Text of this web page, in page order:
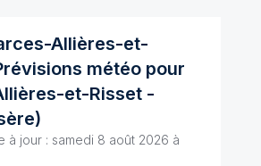
Allières-et-
météo pour
et-Risset-
)
à jour : samedi 8 août 2026 à